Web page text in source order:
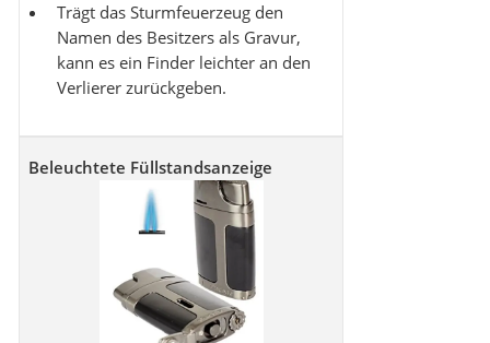
Trägt das Sturmfeuerzeug den
Namen des Besitzers als Gravur,
kann es ein Finder leichter an den
Verlierer zurückgeben.
Beleuchtete Füllstandsanzeige